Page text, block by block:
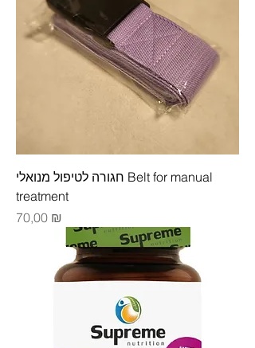
חגורה לטיפול מנואלי Belt for manual
treatment
Цена
70,00 ₪